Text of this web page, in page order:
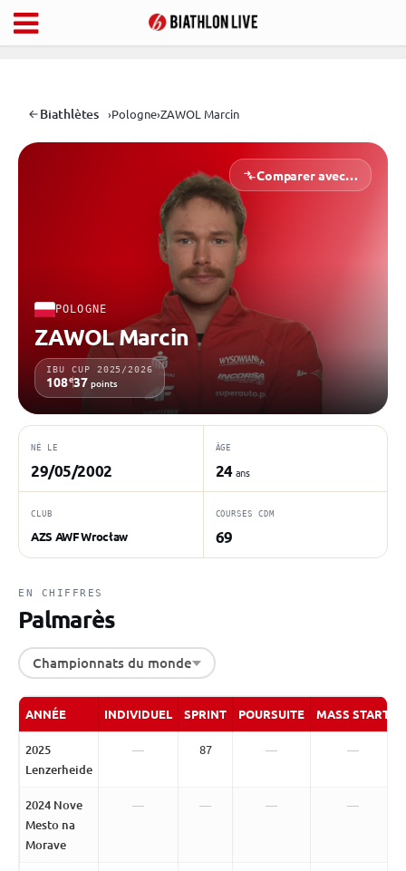
Biathlètes ›Pologne›ZAWOL Marcin
POLOGNE
ZAWOL Marcin
IBU CUP 2025/2026
108e37 points
Comparer avec…
NÉ LE
29/05/2002
ÂGE
24 ans
CLUB
AZS AWF Wrocław
COURSES CDM
69
EN CHIFFRES
Palmarès
Championnats du monde
ANNÉE INDIVIDUEL SPRINT POURSUITE MASS START
2025
Lenzerheide
— 87 — —
2024 Nove
Mesto na
Morave
— — — —